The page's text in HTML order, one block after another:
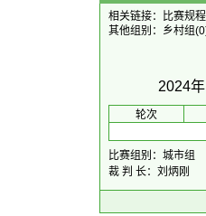
相关链接：
比赛规程
其他组别： 乡村组
2024
轮次
比赛组别：城市组
裁 判 长：刘炳刚